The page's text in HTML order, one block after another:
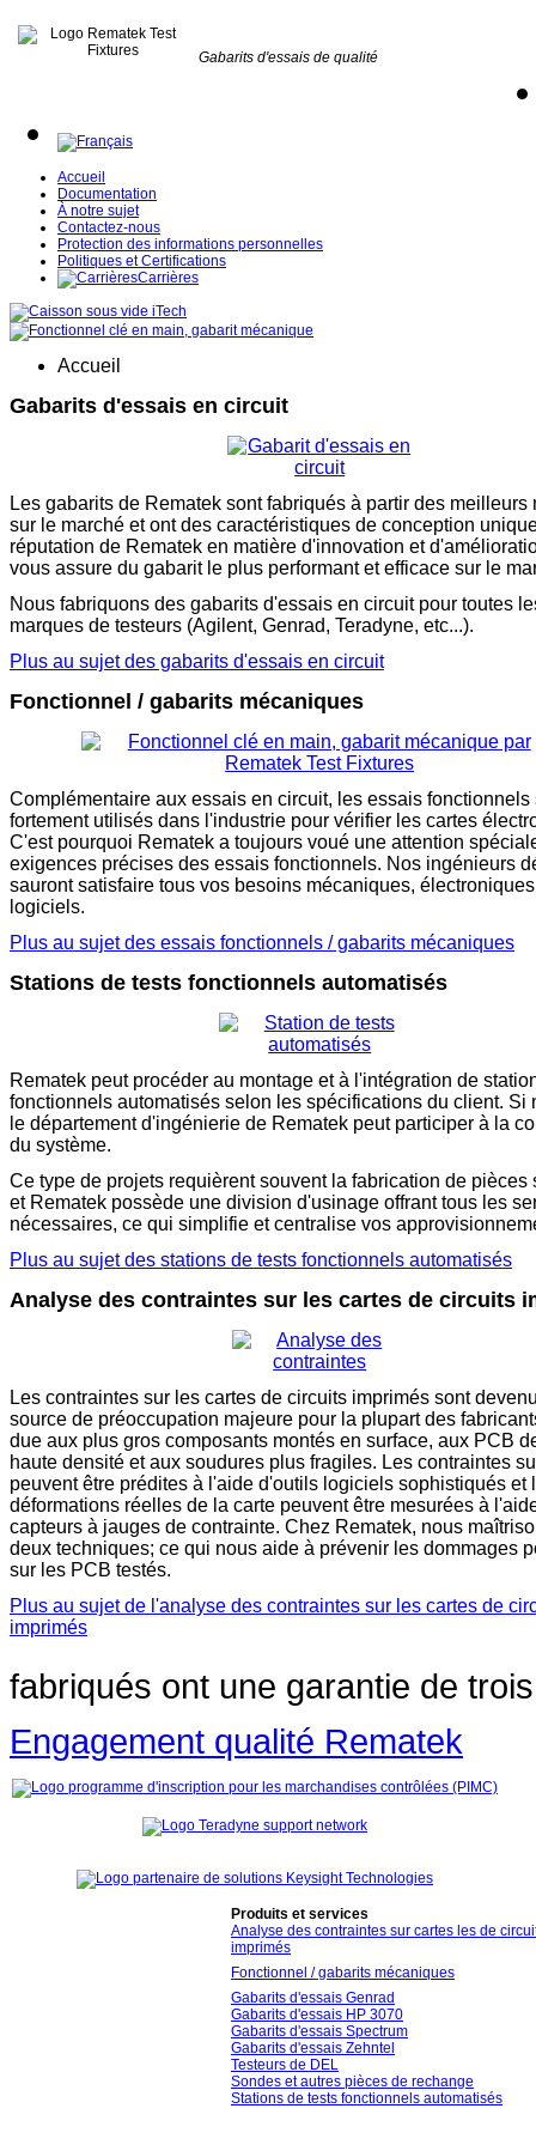
Gabarits d'essais de qualité
Accueil
Documentation
À notre sujet
Contactez-nous
Protection des informations personnelles
Politiques et Certifications
Carrières
Accueil
Gabarits d'essais en circuit
Les gabarits de Rematek sont fabriqués à partir des meilleurs
sur le marché et ont des caractéristiques de conception
réputation de Rematek en matière d'innovation et
vous assure du gabarit le plus performant et efficace sur le
Nous fabriquons des gabarits d'essais en circuit pour toutes
marques de testeurs (Agilent, Genrad, Teradyne, etc...).
Plus au sujet des gabarits d'essais en circuit
Fonctionnel / gabarits mécaniques
Complémentaire aux essais en circuit, les essais fonctionnels
fortement utilisés dans l'industrie pour vérifier les cartes
C'est pourquoi Rematek a toujours voué une attention
exigences précises des essais fonctionnels. Nos ingénieurs
sauront satisfaire tous vos besoins mécaniques,
logiciels.
Plus au sujet des essais fonctionnels / gabarits mécaniques
Stations de tests fonctionnels automatisés
Rematek peut procéder au montage et à l'intégration de
fonctionnels automatisés selon les spécifications du client. Si
le département d'ingénierie de Rematek peut participer à la
du système.
Ce type de projets requièrent souvent la fabrication de pièces
et Rematek possède une division d'usinage offrant tous les
nécessaires, ce qui simplifie et centralise vos
Plus au sujet des stations de tests fonctionnels automatisés
Analyse des contraintes sur les cartes de circuits
Les contraintes sur les cartes de circuits imprimés sont
source de préoccupation majeure pour la plupart des
due aux plus gros composants montés en surface, aux PCB
haute densité et aux soudures plus fragiles. Les contraintes
peuvent être prédites à l'aide d'outils logiciels sophistiqués et
déformations réelles de la carte peuvent être mesurées à
capteurs à jauges de contrainte. Chez Rematek, nous
deux techniques; ce qui nous aide à prévenir les dommages
sur les PCB testés.
Plus au sujet de l'analyse des contraintes sur les cartes de
imprimés
fabriqués ont une garantie de
Engagement qualité Rematek
Produits et services
Analyse des contraintes sur cartes les de
imprimés
Fonctionnel / gabarits mécaniques
Gabarits d'essais Genrad
Gabarits d'essais HP 3070
Gabarits d'essais Spectrum
Gabarits d'essais Zehntel
Testeurs de DEL
Sondes et autres pièces de rechange
Stations de tests fonctionnels automatisés